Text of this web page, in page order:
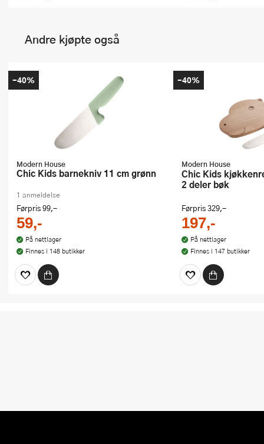
Andre kjøpte også
Modern House
Chic Kids barnekniv 11 cm grønn
1 anmeldelse
Førpris99,-
59,-
På nettlager
Finnes i 148 butikker
-40%
Modern House
Chic Kids kjøkkenredskap til barn
2 deler bøk
Førpris329,-
197,-
På nettlager
Finnes i 147 butikker
-40%